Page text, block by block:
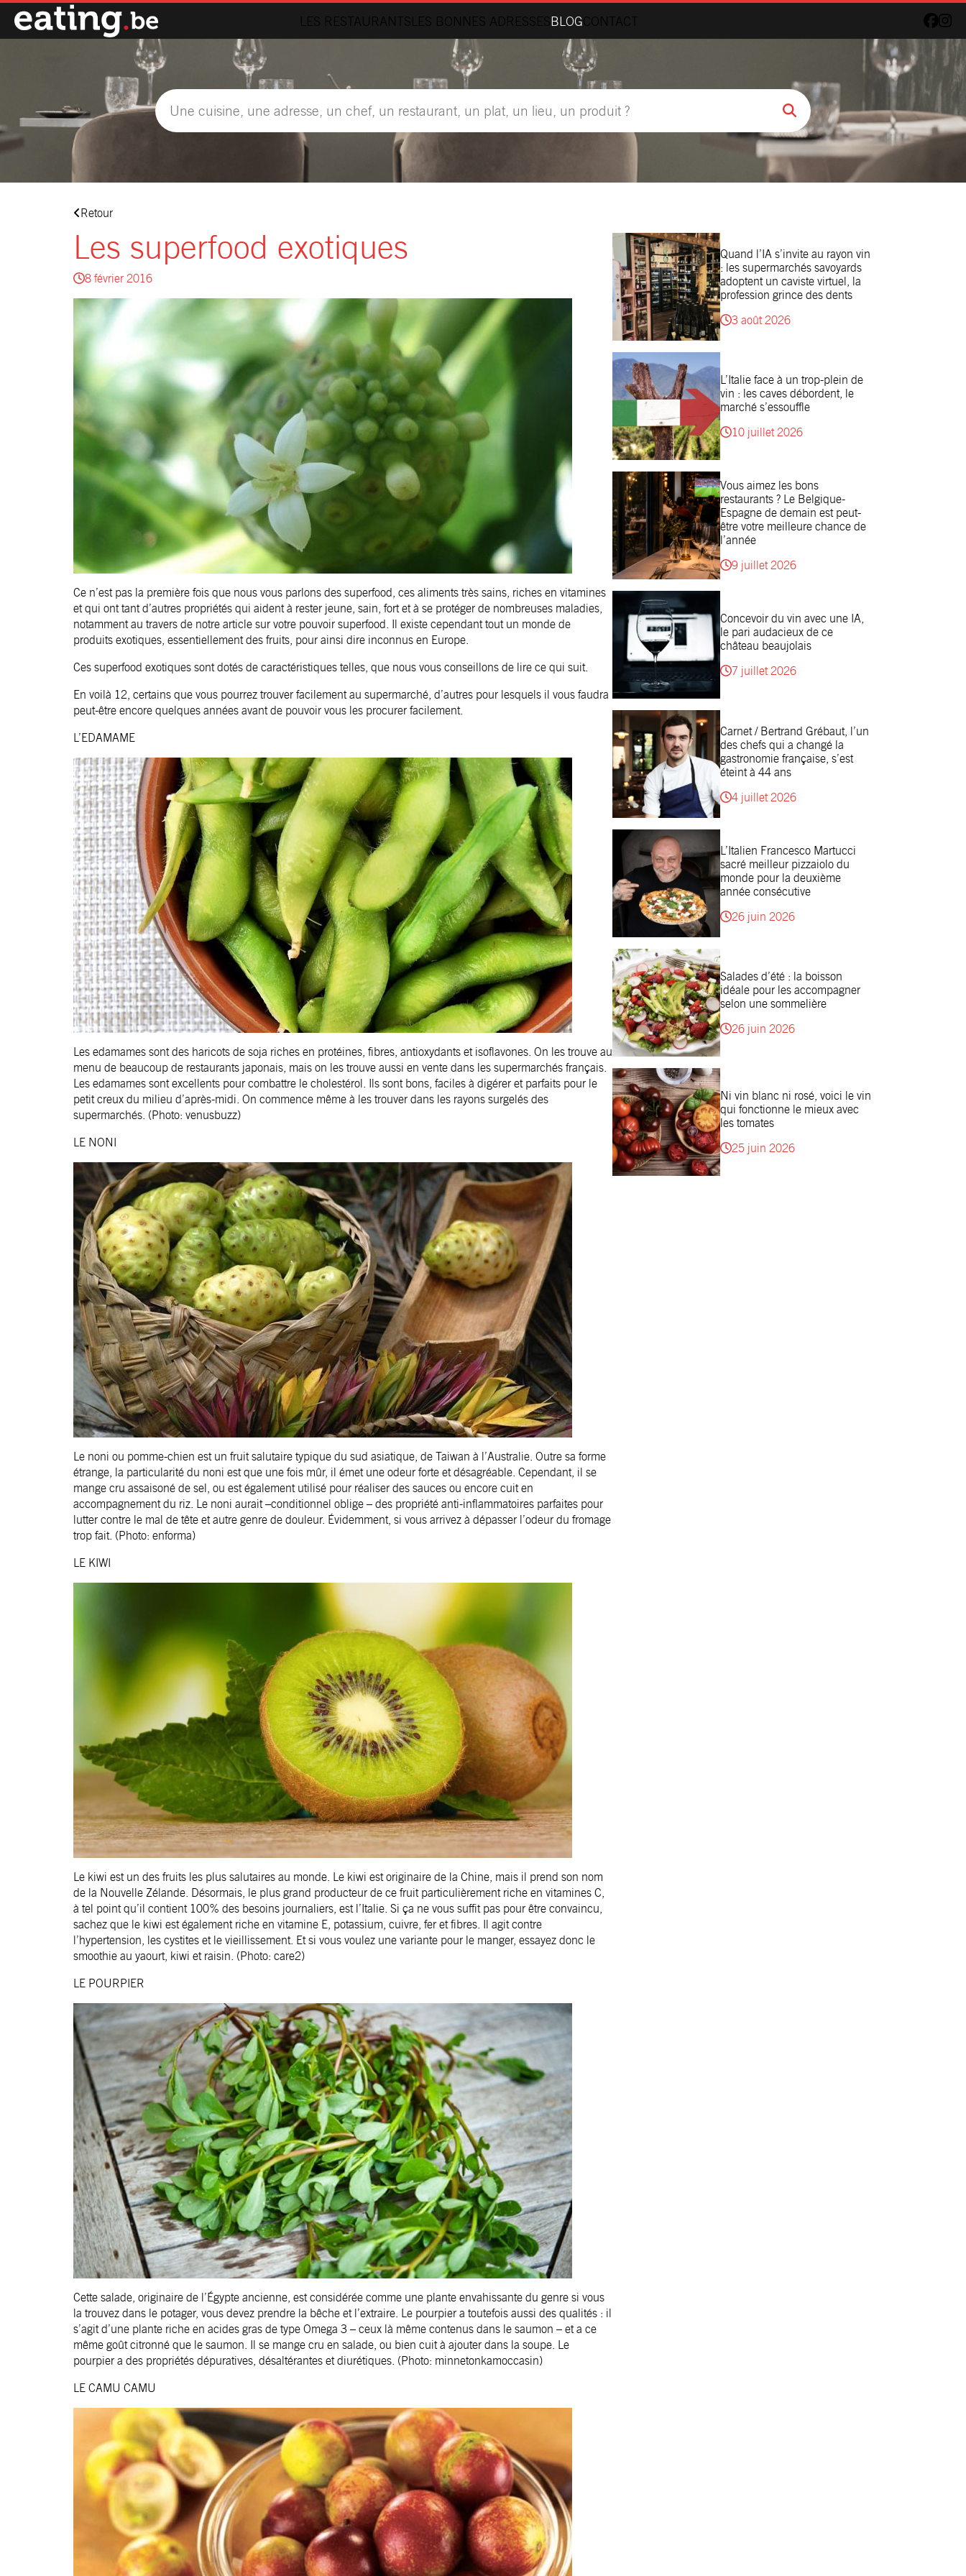
LES RESTAURANTSLES BONNES ADRESSESBLOGCONTACT
Retour
Les superfood exotiques
8 février 2016
Ce n’est pas la première fois que nous vous parlons des superfood, ces aliments très sains, riches en vitamines
et qui ont tant d’autres propriétés qui aident à rester jeune, sain, fort et à se protéger de nombreuses maladies,
notamment au travers de notre article sur votre pouvoir superfood. Il existe cependant tout un monde de
produits exotiques, essentiellement des fruits, pour ainsi dire inconnus en Europe.
Ces superfood exotiques sont dotés de caractéristiques telles, que nous vous conseillons de lire ce qui suit.
En voilà 12, certains que vous pourrez trouver facilement au supermarché, d’autres pour lesquels il vous faudra
peut-être encore quelques années avant de pouvoir vous les procurer facilement.
L’EDAMAME
Les edamames sont des haricots de soja riches en protéines, fibres, antioxydants et isoflavones. On les trouve au
menu de beaucoup de restaurants japonais, mais on les trouve aussi en vente dans les supermarchés français.
Les edamames sont excellents pour combattre le cholestérol. Ils sont bons, faciles à digérer et parfaits pour le
petit creux du milieu d’après-midi. On commence même à les trouver dans les rayons surgelés des
supermarchés. (Photo: venusbuzz)
LE NONI
Le noni ou pomme-chien est un fruit salutaire typique du sud asiatique, de Taiwan à l’Australie. Outre sa forme
étrange, la particularité du noni est que une fois mûr, il émet une odeur forte et désagréable. Cependant, il se
mange cru assaisoné de sel, ou est également utilisé pour réaliser des sauces ou encore cuit en
accompagnement du riz. Le noni aurait –conditionnel oblige – des propriété anti-inflammatoires parfaites pour
lutter contre le mal de tête et autre genre de douleur. Évidemment, si vous arrivez à dépasser l’odeur du fromage
trop fait. (Photo: enforma)
LE KIWI
Le kiwi est un des fruits les plus salutaires au monde. Le kiwi est originaire de la Chine, mais il prend son nom
de la Nouvelle Zélande. Désormais, le plus grand producteur de ce fruit particulièrement riche en vitamines C,
à tel point qu’il contient 100% des besoins journaliers, est l’Italie. Si ça ne vous suffit pas pour être convaincu,
sachez que le kiwi est également riche en vitamine E, potassium, cuivre, fer et fibres. Il agit contre
l’hypertension, les cystites et le vieillissement. Et si vous voulez une variante pour le manger, essayez donc le
smoothie au yaourt, kiwi et raisin. (Photo: care2)
LE POURPIER
Cette salade, originaire de l’Égypte ancienne, est considérée comme une plante envahissante du genre si vous
la trouvez dans le potager, vous devez prendre la bêche et l’extraire. Le pourpier a toutefois aussi des qualités : il
s’agit d’une plante riche en acides gras de type Omega 3 – ceux là même contenus dans le saumon – et a ce
même goût citronné que le saumon. Il se mange cru en salade, ou bien cuit à ajouter dans la soupe. Le
pourpier a des propriétés dépuratives, désaltérantes et diurétiques. (Photo: minnetonkamoccasin)
LE CAMU CAMU
Quand l’IA s’invite au rayon vin
: les supermarchés savoyards
adoptent un caviste virtuel, la
profession grince des dents
3 août 2026
L’Italie face à un trop-plein de
vin : les caves débordent, le
marché s’essouffle
10 juillet 2026
Vous aimez les bons
restaurants ? Le Belgique-
Espagne de demain est peut-
être votre meilleure chance de
l’année
9 juillet 2026
Concevoir du vin avec une IA,
le pari audacieux de ce
château beaujolais
7 juillet 2026
Carnet / Bertrand Grébaut, l’un
des chefs qui a changé la
gastronomie française, s’est
éteint à 44 ans
4 juillet 2026
L’Italien Francesco Martucci
sacré meilleur pizzaiolo du
monde pour la deuxième
année consécutive
26 juin 2026
Salades d’été : la boisson
idéale pour les accompagner
selon une sommelière
26 juin 2026
Ni vin blanc ni rosé, voici le vin
qui fonctionne le mieux avec
les tomates
25 juin 2026